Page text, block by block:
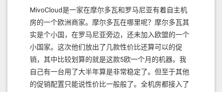
MivoCloud是一家在摩尔多瓦和罗马尼亚有着自主机
房的一个欧洲商家。摩尔多瓦在哪里呢？摩尔多瓦其
实是个小国，在罗马尼亚旁边，还未加入欧盟的一个
小国家。这次他们放出了几款性价比还算可以的促
销，其中比较划算的就是这款5欧一个月的机器。我
自己有一台用了大半年算是非常稳定了。但至于其他
的促销配置只能说性价比一般般了。全机房都接入了